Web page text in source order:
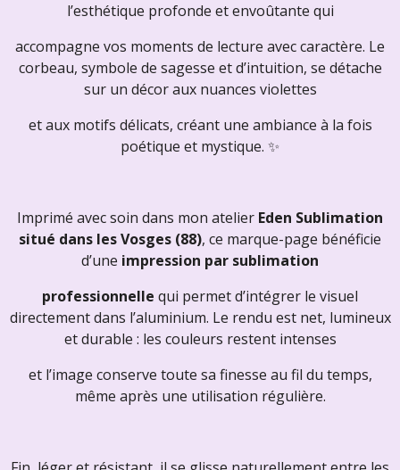
l’esthétique profonde et envoûtante qui
accompagne vos moments de lecture avec caractère. Le
corbeau, symbole de sagesse et d’intuition, se détache
sur un décor aux nuances violettes
et aux motifs délicats, créant une ambiance à la fois
poétique et mystique. ✨
Imprimé avec soin dans mon atelier Eden Sublimation
situé dans les Vosges (88), ce marque-page bénéficie
d’une impression par sublimation
professionnelle qui permet d’intégrer le visuel
directement dans l’aluminium. Le rendu est net, lumineux
et durable : les couleurs restent intenses
et l’image conserve toute sa finesse au fil du temps,
même après une utilisation régulière.